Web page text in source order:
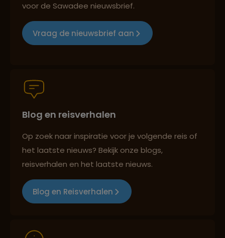
Lees meer over Puerto Maldonado
Lees meer over Sacred Valley
Lees meer over Sacsayhuamán
Lees meer over Salkantay Trek
Reizen met oog voor mens, cultuur en milieu
Persoonlijk en deskundig reisadvies
Best beoordeelde reisroutes
voor de Sawadee nieuwsbrief.
Vraag de nieuwsbrief aan
Blog en reisverhalen
Op zoek naar inspiratie voor je volgende reis of
het laatste nieuws? Bekijk onze blogs,
reisverhalen en het laatste nieuws.
Blog en Reisverhalen